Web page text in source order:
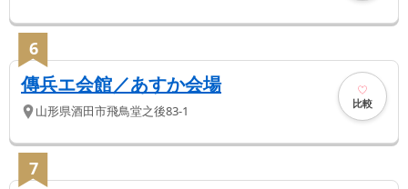
6
傳兵エ会館／あすか会場
山形県酒田市飛鳥堂之後83-1 比較
7